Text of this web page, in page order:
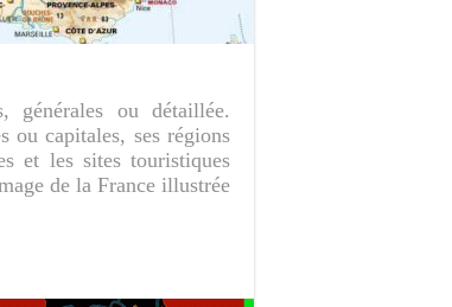
générales ou détaillée.
ou capitales, ses régions
et les sites touristiques
de la France illustrée